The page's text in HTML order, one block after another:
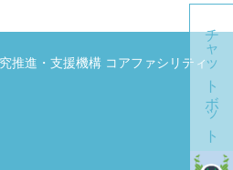
チャットボット
推進・支援機構 コアファシリティ